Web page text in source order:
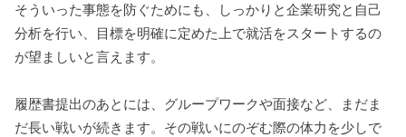
そういった事態を防ぐためにも、しっかりと企業研究と自己
分析を行い、目標を明確に定めた上で就活をスタートするの
が望ましいと言えます。
履歴書提出のあとには、グループワークや面接など、まだま
だ長い戦いが続きます。その戦いにのぞむ際の体力を少しで